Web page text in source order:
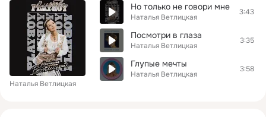
Наталья Ветлицкая
Но только не говори мне
Наталья Ветлицкая
3:43
Посмотри в глаза
Наталья Ветлицкая
3:35
Глупые мечты
Наталья Ветлицкая
3:58